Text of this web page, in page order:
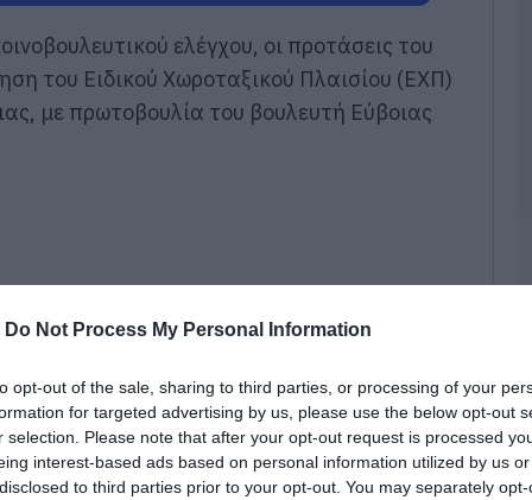
Do Not Process My Personal Information
opt-out of the sale, sharing to third parties, or processing of your
for targeted advertising by us, please use the below opt-out
selection. Please note that after your opt-out request is processed
interest-based ads based on personal information utilized by us
to third parties prior to your opt-out. You may separately
ελέγχου, οι προτάσεις του
του Ειδικού Χωροταξικού Πλαισίου (ΕΧΠ)
με πρωτοβουλία του βουλευτή Εύβοιας